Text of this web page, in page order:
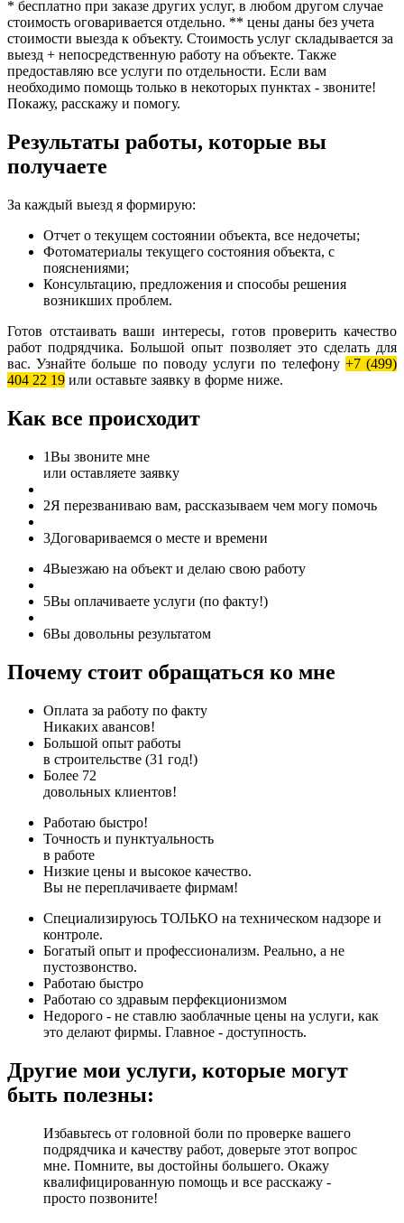
* бесплатно при заказе других услуг, в любом другом случае
стоимость оговаривается отдельно. ** цены даны без учета
стоимости выезда к объекту. Стоимость услуг складывается за
выезд + непосредственную работу на объекте. Также
предоставляю все услуги по отдельности. Если вам
необходимо помощь только в некоторых пунктах - звоните!
Покажу, расскажу и помогу.
Результаты работы, которые вы
получаете
За каждый выезд я формирую:
Отчет о текущем состоянии объекта, все недочеты;
Фотоматериалы текущего состояния объекта, с
пояснениями;
Консультацию, предложения и способы решения
возникших проблем.
Готов отстаивать ваши интересы, готов проверить качество
работ подрядчика. Большой опыт позволяет это сделать для
вас. Узнайте больше по поводу услуги по телефону +7 (499)
404 22 19 или оставьте заявку в форме ниже.
Как все происходит
1Вы звоните мне
или оставляете заявку
2Я перезваниваю вам, рассказываем чем могу помочь
3Договариваемся о месте и времени
4Выезжаю на объект и делаю свою работу
5Вы оплачиваете услуги (по факту!)
6Вы довольны результатом
Почему стоит обращаться ко мне
Оплата за работу по факту
Никаких авансов!
Большой опыт работы
в строительстве (31 год!)
Более 72
довольных клиентов!
Работаю быстро!
Точность и пунктуальность
в работе
Низкие цены и высокое качество.
Вы не переплачиваете фирмам!
Специализируюсь ТОЛЬКО на техническом надзоре и
контроле.
Богатый опыт и профессионализм. Реально, а не
пустозвонство.
Работаю быстро
Работаю со здравым перфекционизмом
Недорого - не ставлю заоблачные цены на услуги, как
это делают фирмы. Главное - доступность.
Другие мои услуги, которые могут
быть полезны:
Избавьтесь от головной боли по проверке вашего
подрядчика и качеству работ, доверьте этот вопрос
мне. Помните, вы достойны большего. Окажу
квалифицированную помощь и все расскажу -
просто позвоните!